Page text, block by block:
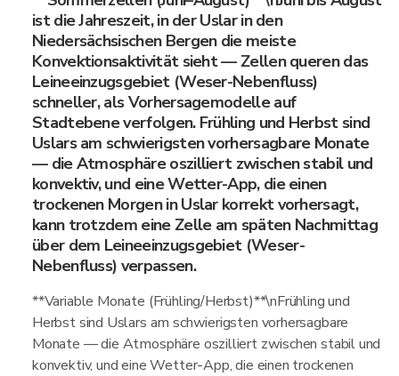
ist die Jahreszeit, in der Uslar in den
Niedersächsischen Bergen die meiste
Konvektionsaktivität sieht — Zellen queren das
Leineeinzugsgebiet (Weser-Nebenfluss)
schneller, als Vorhersagemodelle auf
Stadtebene verfolgen. Frühling und Herbst sind
Uslars am schwierigsten vorhersagbare Monate
— die Atmosphäre oszilliert zwischen stabil und
konvektiv, und eine Wetter-App, die einen
trockenen Morgen in Uslar korrekt vorhersagt,
kann trotzdem eine Zelle am späten Nachmittag
über dem Leineeinzugsgebiet (Weser-
Nebenfluss) verpassen.
**Variable Monate (Frühling/Herbst)**\nFrühling und
Herbst sind Uslars am schwierigsten vorhersagbare
Monate — die Atmosphäre oszilliert zwischen stabil und
konvektiv, und eine Wetter-App, die einen trockenen